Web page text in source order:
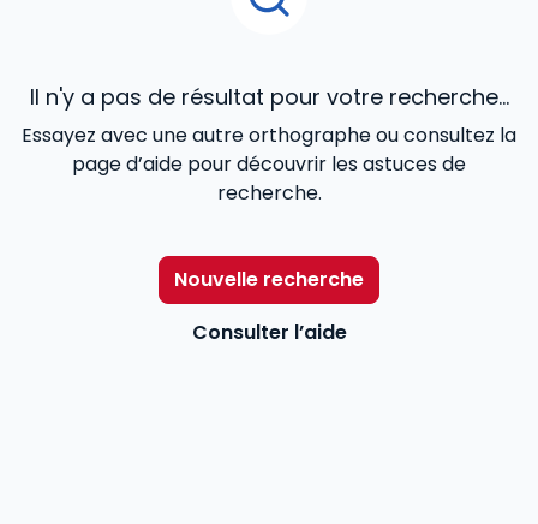
temps réel, des exemples de bonnes pratiques…
Il n'y a pas de résultat pour votre recherche...
Essayez avec une autre orthographe ou consultez la
page d’aide pour découvrir les astuces de
recherche.
Nouvelle recherche
Consulter l’aide